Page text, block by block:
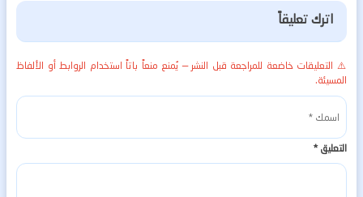
اترك تعليقاً
⚠️ التعليقات خاضعة للمراجعة قبل النشر — يُمنع منعاً باتاً استخدام الروابط أو الألفاظ
المسيئة.
التعليق*